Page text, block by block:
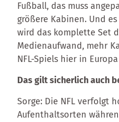
Fußball, das muss
größere Kabinen. Und
wird das komplette Set
Medienaufwand, mehr
NFL-Spiels hier in
Das gilt sicherlich auch
Sorge: Die NFL verfolgt
Aufenthaltsorten